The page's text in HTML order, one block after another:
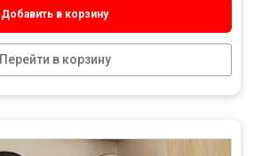
Добавить в корзину
Перейти в корзину